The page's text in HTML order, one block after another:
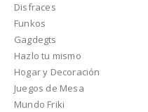
Disfraces
Funkos
Gagdegts
Hazlo tu mismo
Hogar y Decoración
Juegos de Mesa
Mundo Friki